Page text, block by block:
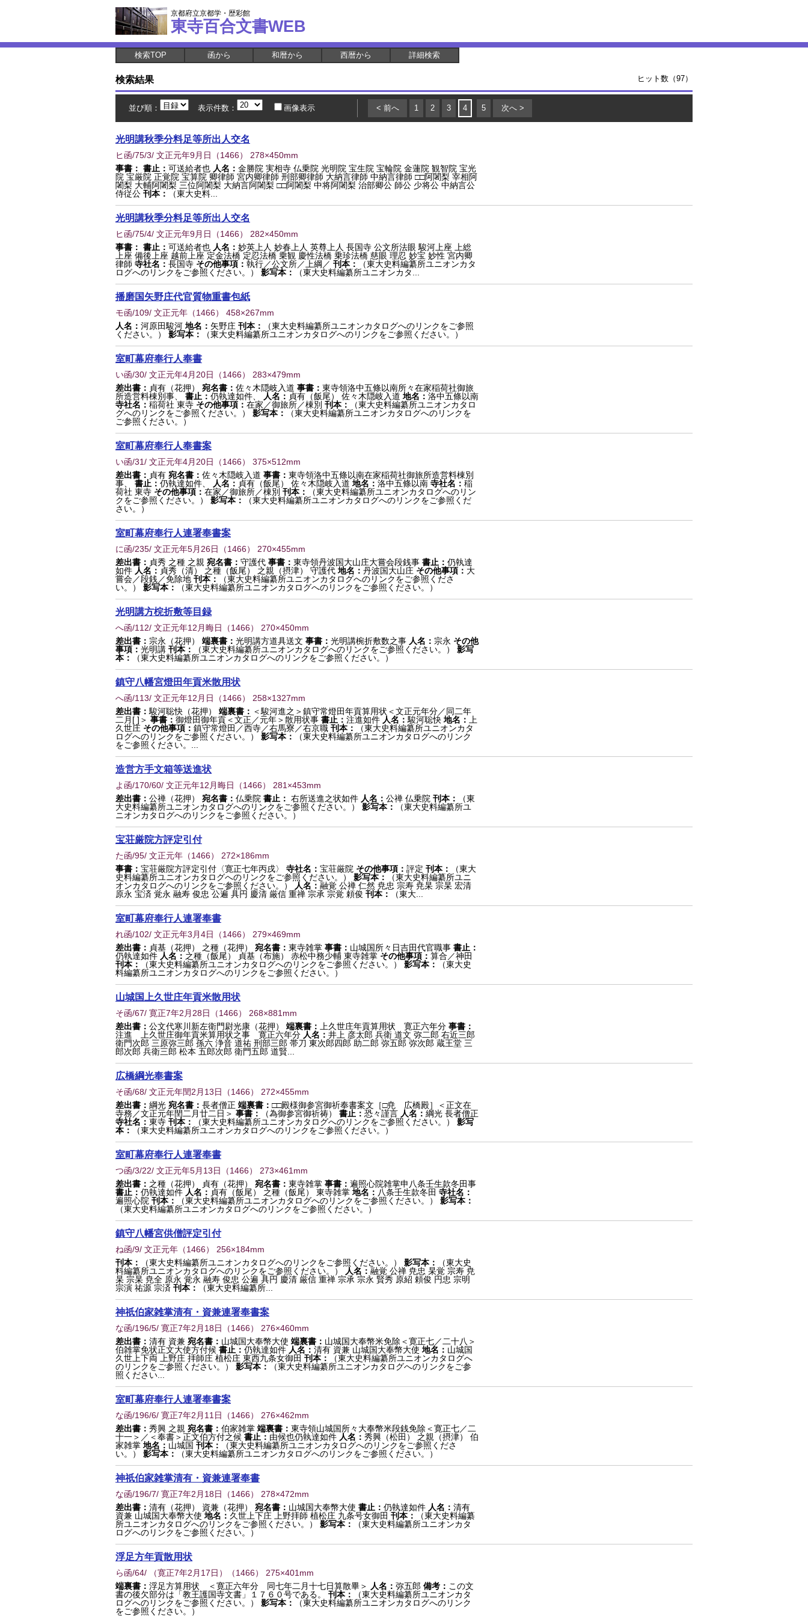
京都府立京都学・歴彩館
東寺百合文書WEB
検索TOP 函から 和暦から 西暦から 詳細検索
検索結果 ヒット数（97）
並び順： 表示件数： 画像表示 < 前へ 1 2 3 4 5 次へ >
光明講秋季分料足等所出人交名
ヒ函/75/3/ 文正元年9月日 （1466） 278×450mm
事書： 書止： 可送給者也 人名： 金勝院 実相寺 仏乗院 光明院 宝生院 宝輪院 金蓮院 観智院 宝光
院 宝厳院 正覚院 宝算院 卿律師 宮内卿律師 刑部卿律師 大納言律師 中納言律師 □□阿闍梨 宰相阿
闍梨 大輔阿闍梨 三位阿闍梨 大納言阿闍梨 □□阿闍梨 中将阿闍梨 治部卿公 師公 少将公 中納言公
侍従公 刊本： （東大史料...
光明講秋季分料足等所出人交名
ヒ函/75/4/ 文正元年9月日 （1466） 282×450mm
事書： 書止： 可送給者也 人名： 妙英上人 妙春上人 英尊上人 長国寺 公文所法眼 駿河上座 上総
上座 備後上座 越前上座 定金法橋 定忍法橋 乗観 慶性法橋 乗珍法橋 慈眼 理忍 妙宝 妙性 宮内卿
律師 寺社名： 長国寺 その他事項： 執行／公文所／上綱／ 刊本：
（東大史料編纂所ユニオンカタ
ログへのリンクをご参照ください。）
影写本： （東大史料編纂所ユニオンカタ...
播磨国矢野庄代官質物重書包紙
モ函/109/ 文正元年 （1466） 458×267mm
人名： 河原田駿河 地名： 矢野庄 刊本：
（東大史料編纂所ユニオンカタログへのリンクをご参照
ください。）
影写本： （東大史料編纂所ユニオンカタログへのリンクをご参照ください。）
室町幕府奉行人奉書
い函/30/ 文正元年4月20日 （1466） 283×479mm
差出書： 貞有（花押） 宛名書： 佐々木隠岐入道 事書： 東寺領洛中五條以南所々在家稲荷社御旅
所造営料棟別事、
書止： 仍執達如件、 人名： 貞有（飯尾） 佐々木隠岐入道 地名： 洛中五條以南
寺社名： 稲荷社 東寺 その他事項： 在家／御旅所／棟別 刊本：
（東大史料編纂所ユニオンカタロ
グへのリンクをご参照ください。）
影写本：
（東大史料編纂所ユニオンカタログへのリンクを
ご参照ください。）
室町幕府奉行人奉書案
い函/31/ 文正元年4月20日 （1466） 375×512mm
差出書： 貞有 宛名書： 佐々木隠岐入道 事書： 東寺領洛中五條以南在家稲荷社御旅所造営料棟別
事、
書止： 仍執達如件、 人名： 貞有（飯尾） 佐々木隠岐入道 地名： 洛中五條以南 寺社名： 稲
荷社 東寺 その他事項： 在家／御旅所／棟別 刊本：
（東大史料編纂所ユニオンカタログへのリン
クをご参照ください。）
影写本：
（東大史料編纂所ユニオンカタログへのリンクをご参照くだ
さい。）
室町幕府奉行人連署奉書案
に函/235/ 文正元年5月26日 （1466） 270×455mm
差出書： 貞秀 之種 之親 宛名書： 守護代 事書： 東寺領丹波国大山庄大嘗会段銭事 書止： 仍執達
如件 人名： 貞秀（清） 之種（飯尾） 之親（摂津） 守護代 地名： 丹波国大山庄 その他事項： 大
嘗会／段銭／免除地 刊本：
（東大史料編纂所ユニオンカタログへのリンクをご参照くださ
い。）
影写本： （東大史料編纂所ユニオンカタログへのリンクをご参照ください。）
光明講方梡折敷等目録
へ函/112/ 文正元年12月晦日 （1466） 270×450mm
差出書： 宗永（花押） 端裏書： 光明講方道具送文 事書： 光明講椀折敷数之事 人名： 宗永 その他
事項： 光明講 刊本： （東大史料編纂所ユニオンカタログへのリンクをご参照ください。）
影写
本：
（東大史料編纂所ユニオンカタログへのリンクをご参照ください。）
鎮守八幡宮燈田年貢米散用状
へ函/113/ 文正元年12月日 （1466） 258×1327mm
差出書： 駿河聡快（花押） 端裏書： ＜駿河進之＞鎮守常燈田年貢算用状＜文正元年分／同二年
二月[ ]＞ 事書： 御燈田御年貢＜文正／元年＞散用状事 書止： 注進如件 人名： 駿河聡快 地名：
上
久世庄 その他事項： 鎮守常燈田／西寺／右馬寮／右京職 刊本：
（東大史料編纂所ユニオンカタ
ログへのリンクをご参照ください。）
影写本：
（東大史料編纂所ユニオンカタログへのリンク
をご参照ください。...
造営方手文箱等送進状
よ函/170/60/ 文正元年12月晦日 （1466） 281×453mm
差出書： 公禅（花押） 宛名書： 仏乗院 書止： 右所送進之状如件 人名： 公禅 仏乗院 刊本：
（東
大史料編纂所ユニオンカタログへのリンクをご参照ください。）
影写本：
（東大史料編纂所ユ
ニオンカタログへのリンクをご参照ください。）
宝荘厳院方評定引付
た函/95/ 文正元年 （1466） 272×186mm
事書： 宝荘厳院方評定引付〈寛正七年丙戌〉 寺社名： 宝荘厳院 その他事項： 評定 刊本：
（東大
史料編纂所ユニオンカタログへのリンクをご参照ください。）
影写本：
（東大史料編纂所ユニ
オンカタログへのリンクをご参照ください。）
人名： 融覚 公禅 仁然 尭忠 宗寿 尭杲 宗杲 宏清
原永 宝済 覚永 融寿 俊忠 公遍 具円 慶清 厳信 重禅 宗承 宗覚 頼俊 刊本： （東大...
室町幕府奉行人連署奉書
れ函/102/ 文正元年3月4日 （1466） 279×469mm
差出書： 貞基（花押） 之種（花押） 宛名書： 東寺雑掌 事書： 山城国所々日吉田代官職事 書止：
仍執達如件 人名： 之種（飯尾） 貞基（布施） 赤松中務少輔 東寺雑掌 その他事項： 算合／神田
刊本：
（東大史料編纂所ユニオンカタログへのリンクをご参照ください。） 影写本：
（東大史
料編纂所ユニオンカタログへのリンクをご参照ください。）
山城国上久世庄年貢米散用状
そ函/67/ 寛正7年2月28日 （1466） 268×881mm
差出書： 公文代寒川新左衛門尉光康（花押） 端裏書： 上久世庄年貢算用状 寛正六年分 事書：
注進 上久世庄御年貢米算用状之事 寛正六年分 人名： 井上 彦太郎 兵衛 道文 弥二郎 右近三郎
衛門次郎 三原弥三郎 孫六 浄音 道祐 刑部三郎 帯刀 東次郎四郎 助二郎 弥五郎 弥次郎 蔵王堂 三
郎次郎 兵衛三郎 松本 五郎次郎 衛門五郎 道賢...
広橋綱光奉書案
そ函/68/ 文正元年閏2月13日 （1466） 272×455mm
差出書： 綱光 宛名書： 長者僧正 端裏書： □□殿様御参宮御祈奉書案文［□尭 広橋殿］＜正文在
寺務／文正元年閏二月廿二日＞ 事書： （為御参宮御祈祷） 書止： 恐々謹言 人名： 綱光 長者僧正
寺社名： 東寺 刊本： （東大史料編纂所ユニオンカタログへのリンクをご参照ください。）
影写
本：
（東大史料編纂所ユニオンカタログへのリンクをご参照ください。）
室町幕府奉行人連署奉書
つ函/3/22/ 文正元年5月13日 （1466） 273×461mm
差出書： 之種（花押） 貞有（花押） 宛名書： 東寺雑掌 事書： 遍照心院雑掌申八条壬生款冬田事
書止： 仍執達如件 人名： 貞有（飯尾） 之種（飯尾） 東寺雑掌 地名： 八条壬生款冬田 寺社名：
遍照心院 刊本： （東大史料編纂所ユニオンカタログへのリンクをご参照ください。）
影写本：
（東大史料編纂所ユニオンカタログへのリンクをご参照ください。）
鎮守八幡宮供僧評定引付
ね函/9/ 文正元年 （1466） 256×184mm
刊本：
（東大史料編纂所ユニオンカタログへのリンクをご参照ください。） 影写本：
（東大史
料編纂所ユニオンカタログへのリンクをご参照ください。）
人名： 融覚 公禅 尭忠 杲覚 宗寿 尭
杲 宗杲 尭全 原永 覚永 融寿 俊忠 公遍 具円 慶清 厳信 重禅 宗承 宗永 賢秀 原紹 頼俊 円忠 宗明
宗演 祐源 宗済 刊本： （東大史料編纂所...
神祇伯家雑掌清有・資兼連署奉書案
な函/196/5/ 寛正7年2月18日 （1466） 276×460mm
差出書： 清有 資兼 宛名書： 山城国大奉幣大使 端裏書： 山城国大奉幣米免除＜寛正七／二十八＞
伯雑掌免状正文大使方付候 書止： 仍執達如件 人名： 清有 資兼 山城国大奉幣大使 地名： 山城国
久世上下両 上野庄 拝師庄 植松庄 東西九条女御田 刊本：
（東大史料編纂所ユニオンカタログへ
のリンクをご参照ください。）
影写本：
（東大史料編纂所ユニオンカタログへのリンクをご参
照ください...
室町幕府奉行人連署奉書案
な函/196/6/ 寛正7年2月11日 （1466） 276×462mm
差出書： 秀興 之親 宛名書： 伯家雑掌 端裏書： 東寺領山城国所々大奉幣米段銭免除＜寛正七／二
十一＞／＜奉書＞正文伯方付之候 書止： 由候也仍執達如件 人名： 秀興（松田） 之親（摂津） 伯
家雑掌 地名： 山城国 刊本：
（東大史料編纂所ユニオンカタログへのリンクをご参照くださ
い。）
影写本： （東大史料編纂所ユニオンカタログへのリンクをご参照ください。）
神祇伯家雑掌清有・資兼連署奉書
な函/196/7/ 寛正7年2月18日 （1466） 278×472mm
差出書： 清有（花押） 資兼（花押） 宛名書： 山城国大奉幣大使 書止： 仍執達如件 人名： 清有
資兼 山城国大奉幣大使 地名： 久世上下庄 上野拝師 植松庄 九条号女御田 刊本：
（東大史料編纂
所ユニオンカタログへのリンクをご参照ください。）
影写本：
（東大史料編纂所ユニオンカタ
ログへのリンクをご参照ください。）
浮足方年貢散用状
ら函/64/ （寛正7年2月17日） （1466） 275×401mm
端裏書： 浮足方算用状 ＜寛正六年分 同七年二月十七日算散畢＞ 人名： 弥五郎 備考： この文
書の後欠部分は「教王護国寺文書」１７６０号である。
刊本：
（東大史料編纂所ユニオンカタ
ログへのリンクをご参照ください。）
影写本：
（東大史料編纂所ユニオンカタログへのリンク
をご参照ください。）